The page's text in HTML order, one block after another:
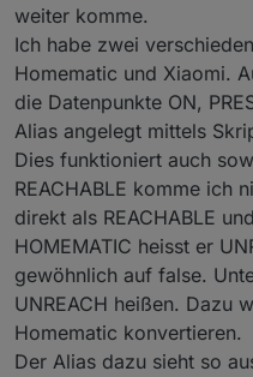
      }
    }
  },
  "native": {},
  "acl": {
"object":
"owner":
"state":
  },
"_id":
"type":
weiter komme.
Ich habe zwei
Homematic und Xiaomi.
die Datenpunkte ON,
Alias angelegt mittels
Dies funktioniert auch
REACHABLE komme ich
direkt als REACHABLE
HOMEMATIC heisst er
gewöhnlich auf false.
UNREACH heißen. Dazu
Homematic konvertieren.
Der Alias dazu sieht so